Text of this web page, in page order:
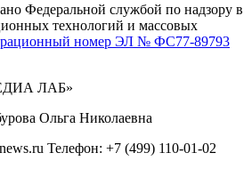
Федеральной службой по надзору в
технологий и массовых
номер ЭЛ № ФС77-89793
ЛАБ»
Ольга Николаевна
Телефон: +7 (499) 110-01-02